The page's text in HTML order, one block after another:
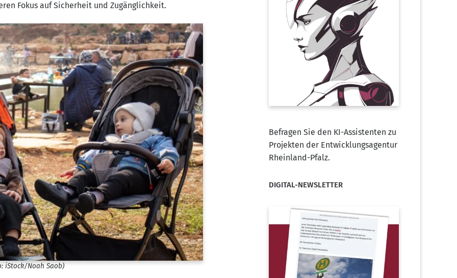
Fokus auf Sicher­heit und Zugänglichkeit.
iStock/​Noah Saob)
Befragen Sie den KI-Assistenten zu
Projekten der Entwicklungsagentur
Rheinland-Pfalz.
DIGITAL-NEWSLETTER